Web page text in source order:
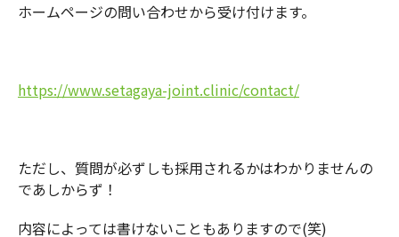
ホームページの問い合わせから受け付けます。
https://www.setagaya-joint.clinic/contact/
ただし、質問が必ずしも採用されるかはわかりませんの
であしからず！
内容によっては書けないこともありますので(笑)